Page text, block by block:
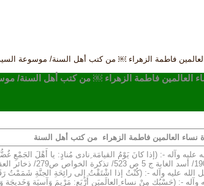
العالمين فاطمة الزهراء ￼ من كتب أهل السنة/ موسوعة
العالمين فاطمة الزهراء ￼ من كتب أهل السنة/
نساء العالمين فاطمة الزهراء من كتب أهل السنة
وآله -: (كُنْتُ إذا اشْتَقْتُ إِلى رائِحَةِ الجنَّةِ شَمَمْتُ رَقَبَةَ فاطِمَة)منتخب كنز العمّال ج 5 ص 97/ نور